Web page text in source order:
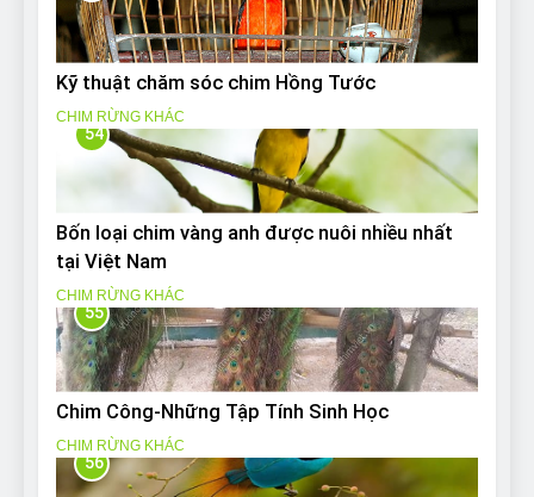
Kỹ thuật chăm sóc chim Hồng Tước
CHIM RỪNG KHÁC
54
Bốn loại chim vàng anh được nuôi nhiều nhất
tại Việt Nam
CHIM RỪNG KHÁC
55
Chim Công-Những Tập Tính Sinh Học
CHIM RỪNG KHÁC
56